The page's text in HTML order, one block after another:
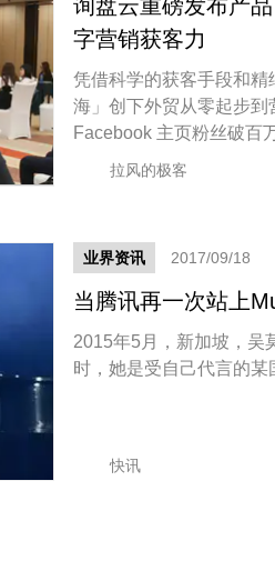
询盘云重磅发布产
字营销获客力
凭借科学的获客手段和
海」创下外贸从零起步到
Facebook 主页粉丝破百
拉风的极客
业界资讯 2017/09/18
当腾讯再一次站上
2015年5月，新加坡，吴
时，她是受自己代言的某
快讯